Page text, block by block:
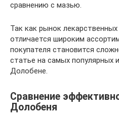
сравнению с мазью.
Так как рынок
отличается широким
покупателя становится
статье на самых популярных
Долобене.
Сравнение
Долобеня